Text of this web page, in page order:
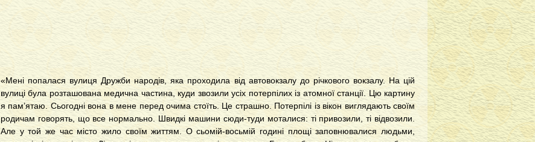
«Мені попалася вулиця Дружби народів, яка проходила від автовокзалу до річкового вокзалу. На цій
вулиці була розташована медична частина, куди звозили усіх потерпілих із атомної станції. Цю картину
я пам’ятаю. Сьогодні вона в мене перед очима стоїть. Це страшно. Потерпілі із вікон виглядають своїм
родичам говорять, що все нормально. Швидкі машини сюди-туди моталися: ті привозили, ті відвозили.
Але у той же час місто жило своїм життям. О сьомій-восьмій годині площі заповнювалися людьми,